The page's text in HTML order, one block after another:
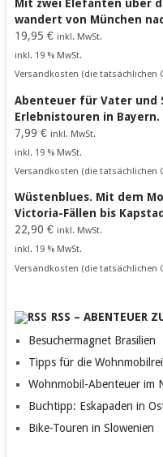
Mit zwei Elefanten über
wandert von München
19,95 € inkl. MwSt.
inkl. 19 % MwSt.
Versandkosten (die tatsächlichen
Abenteuer für Vater und
Erlebnistouren in Bayern.
7,99 € inkl. MwSt.
inkl. 19 % MwSt.
Versandkosten (die tatsächlichen
Wüstenblues. Mit dem
Victoria-Fällen bis
22,90 € inkl. MwSt.
inkl. 19 % MwSt.
Versandkosten (die tatsächlichen
RSS – ABENTEUER
Besuchermagnet Brasilien
Tipps für die
Wohnmobil-Abenteuer im
Buchtipp: Eskapaden in
Bike-Touren in Slowenien